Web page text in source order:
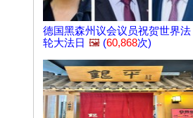
德国黑森州议会议员祝贺世界法
轮大法日 🖼️ (60,868次)